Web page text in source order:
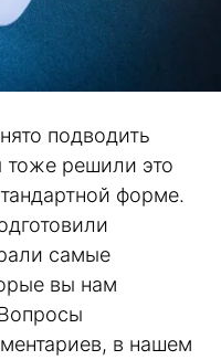
подводить
тоже решили это
форме.
самые
вы нам
в нашем